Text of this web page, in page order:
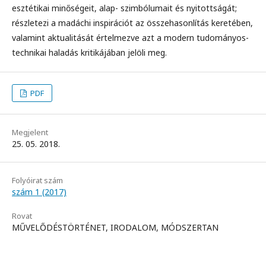
esztétikai minőségeit, alap- szimbólumait és nyitottságát;
részletezi a madáchi inspirációt az összehasonlítás keretében,
valamint aktualitását értelmezve azt a modern tudományos-
technikai haladás kritikájában jelöli meg.
PDF
Megjelent
25. 05. 2018.
Folyóirat szám
szám 1 (2017)
Rovat
MŰVELŐDÉSTÖRTÉNET, IRODALOM, MÓDSZERTAN